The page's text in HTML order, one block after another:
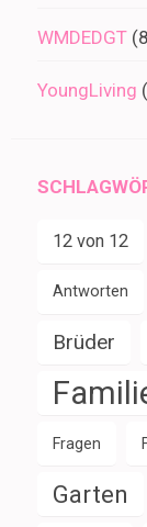
WMDEDGT
YoungLiving
12 von 12
Antworten
Brüder
Fragen
Garten